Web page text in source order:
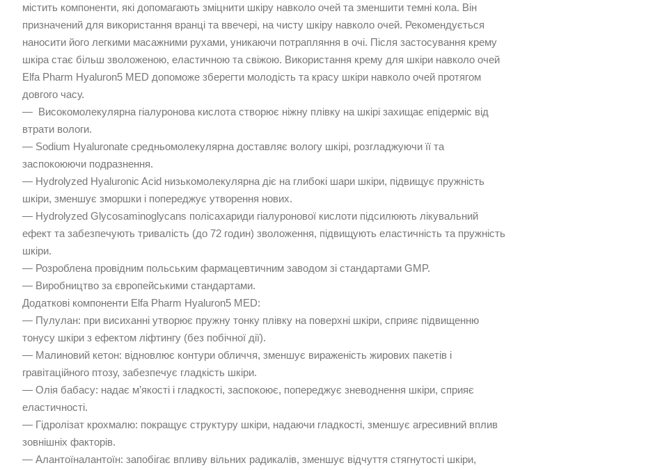
містить компоненти, які допомагають зміцнити шкіру навколо очей та зменшити темні кола. Він
призначений для використання вранці та ввечері, на чисту шкіру навколо очей. Рекомендується
наносити його легкими масажними рухами, уникаючи потрапляння в очі. Після застосування крему
шкіра стає більш зволоженою, еластичною та свіжою. Використання крему для шкіри навколо очей
Elfa Pharm Hyaluron5 MED допоможе зберегти молодість та красу шкіри навколо очей протягом
довгого часу.
— Високомолекулярна гіалуронова кислота створює ніжну плівку на шкірі захищає епідерміс від
втрати вологи.
— Sodium Hyaluronate средньомолекулярна доставляє вологу шкірі, розгладжуючи її та
заспокоюючи подразнення.
— Hydrolyzed Hyaluronic Acid низькомолекулярна діє на глибокі шари шкіри, підвищує пружність
шкіри, зменшує зморшки і попереджує утворення нових.
— Hydrolyzed Glycosaminoglycans полісахариди гіалуронової кислоти підсилюють лікувальний
ефект та забезпечують тривалість (до 72 годин) зволоження, підвищують еластичність та пружність
шкіри.
— Розроблена провідним польським фармацевтичним заводом зі стандартами GMP.
— Виробництво за європейськими стандартами.
Додаткові компоненти Elfa Pharm Hyaluron5 MED:
— Пулулан: при висиханні утворює пружну тонку плівку на поверхні шкіри, сприяє підвищенню
тонусу шкіри з ефектом ліфтингу (без побічної дії).
— Малиновий кетон: відновлює контури обличчя, зменшує вираженість жирових пакетів і
гравітаційного птозу, забезпечує гладкість шкіри.
— Олія бабасу: надає м’якості і гладкості, заспокоює, попереджує зневоднення шкіри, сприяє
еластичності.
— Гідролізат крохмалю: покращує структуру шкіри, надаючи гладкості, зменшує агресивний вплив
зовнішніх факторів.
— Алантоїналантоїн: запобігає впливу вільних радикалів, зменшує відчуття стягнутості шкіри,